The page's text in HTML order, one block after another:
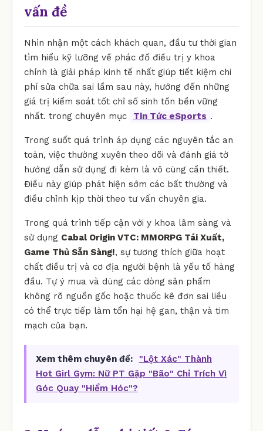
vấn đề
Nhìn nhận một cách khách quan, đầu tư thời gian
tìm hiểu kỹ lưỡng về phác đồ điều trị y khoa
chính là giải pháp kinh tế nhất giúp tiết kiệm chi
phí sửa chữa sai lầm sau này, hướng đến những
giá trị kiểm soát tốt chỉ số sinh tồn bền vững
nhất. trong chuyên mục
Tin Tức eSports .
Trong suốt quá trình áp dụng các nguyên tắc an
toàn, việc thường xuyên theo dõi và đánh giá tờ
hướng dẫn sử dụng đi kèm là vô cùng cần thiết.
Điều này giúp phát hiện sớm các bất thường và
điều chỉnh kịp thời theo tư vấn chuyên gia.
Trong quá trình tiếp cận với y khoa lâm sàng và
sử dụng Cabal Origin VTC: MMORPG Tái Xuất,
Game Thủ Sẵn Sàng!, sự tương thích giữa hoạt
chất điều trị và cơ địa người bệnh là yếu tố hàng
đầu. Tự ý mua và dùng các dòng sản phẩm
không rõ nguồn gốc hoặc thuốc kê đơn sai liều
có thể trực tiếp làm tổn hại hệ gan, thận và tim
mạch của bạn.
Xem thêm chuyên đề:
"Lột Xác" Thành
Hot Girl Gym: Nữ PT Gặp "Bão" Chỉ Trích Vì
Góc Quay "Hiểm Hóc"?